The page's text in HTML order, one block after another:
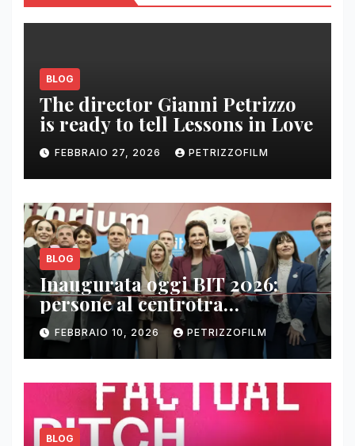
BLOG
The director Gianni Petrizzo
is ready to tell Lessons in Love
FEBBRAIO 27, 2026 PETRIZZOFILM
BLOG
Inaugurata oggi BIT 2026:
persone al centrotra
contenuti, relazioni e business
FEBBRAIO 10, 2026 PETRIZZOFILM
BLOG